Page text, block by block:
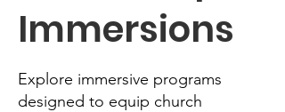
Immersions
Explore immersive programs
designed to equip church